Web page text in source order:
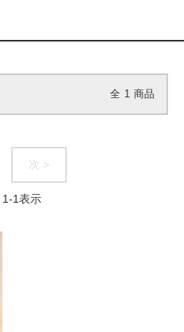
全 1 商品
次 >
1-1表示